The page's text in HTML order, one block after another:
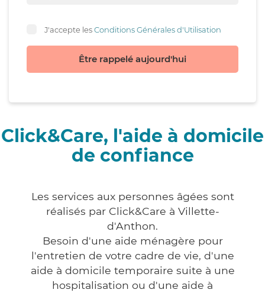
J'accepte lesConditions Générales d'Utilisation
Être rappelé aujourd'hui
Click&Care, l'aide à domicile
de confiance
Les services aux personnes âgées sont
réalisés par Click&Care à Villette-
d'Anthon.
Besoin d'une aide ménagère pour
l'entretien de votre cadre de vie, d'une
aide à domicile temporaire suite à une
hospitalisation ou d'une aide à